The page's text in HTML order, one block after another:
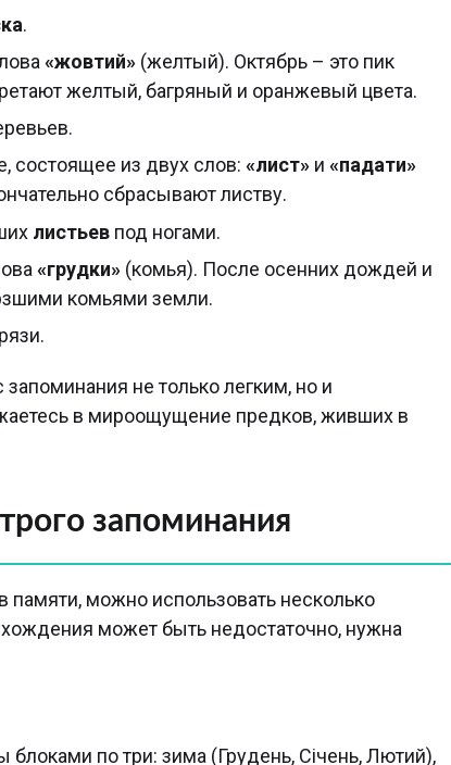
.
«жовтий» (желтый). Октябрь – это пик
желтый, багряный и оранжевый цвета.
состоящее из двух слов: «лист» и «падати»
сбрасывают листву.
листьев под ногами.
«грудки» (комья). После осенних дождей и
комьями земли.
не только легким, но и
в мироощущение предков, живших в
запоминания
памяти, можно использовать несколько
может быть недостаточно, нужна
по три: зима (Грудень, Січень, Лютий),